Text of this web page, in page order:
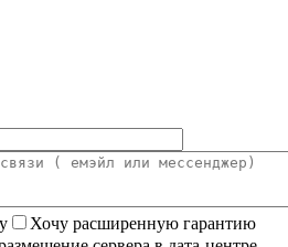
Хочу расширенную гарантию